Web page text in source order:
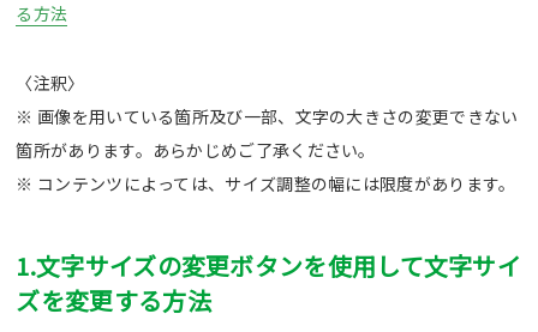
る方法
〈注釈〉
※ 画像を用いている箇所及び一部、文字の大きさの変更できない
箇所があります。あらかじめご了承ください。
※ コンテンツによっては、サイズ調整の幅には限度があります。
1.文字サイズの変更ボタンを使用して文字サイ
ズを変更する方法